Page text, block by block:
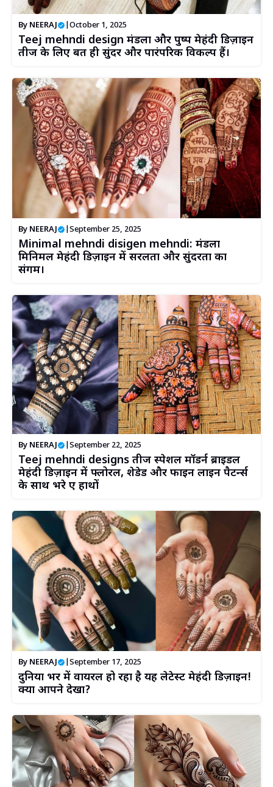
By NEERAJ October 1, 2025
Teej mehndi design मंडला और पुष्प मेहंदी डिज़ाइन
तीज के लिए बहुत ही सुंदर और पारंपरिक विकल्प हैं।
By NEERAJ September 25, 2025
Minimal mehndi disigen mehndi: मंडला
मिनिमल मेहंदी डिज़ाइन में सरलता और सुंदरता का
संगम।
By NEERAJ September 22, 2025
Teej mehndi designs तीज स्पेशल मॉडर्न ब्राइडल
मेहंदी डिज़ाइन में फ्लोरल, शेडेड और फाइन लाइन पैटर्न्स
के साथ भरे हुए हाथों
By NEERAJ September 17, 2025
दुनिया भर में वायरल हो रहा है यह लेटेस्ट मेहंदी डिज़ाइन!
क्या आपने देखा?